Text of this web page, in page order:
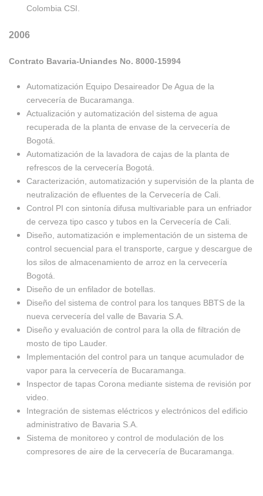
Colombia CSI.
2006
Contrato Bavaria-Uniandes No. 8000-15994
Automatización Equipo Desaireador De Agua de la
cervecería de Bucaramanga.
Actualización y automatización del sistema de agua
recuperada de la planta de envase de la cervecería de
Bogotá.
Automatización de la lavadora de cajas de la planta de
refrescos de la cervecería Bogotá.
Caracterización, automatización y supervisión de la planta de
neutralización de efluentes de la Cervecería de Cali.
Control PI con sintonía difusa multivariable para un enfriador
de cerveza tipo casco y tubos en la Cervecería de Cali.
Diseño, automatización e implementación de un sistema de
control secuencial para el transporte, cargue y descargue de
los silos de almacenamiento de arroz en la cervecería
Bogotá.
Diseño de un enfilador de botellas.
Diseño del sistema de control para los tanques BBTS de la
nueva cervecería del valle de Bavaria S.A.
Diseño y evaluación de control para la olla de filtración de
mosto de tipo Lauder.
Implementación del control para un tanque acumulador de
vapor para la cervecería de Bucaramanga.
Inspector de tapas Corona mediante sistema de revisión por
video.
Integración de sistemas eléctricos y electrónicos del edificio
administrativo de Bavaria S.A.
Sistema de monitoreo y control de modulación de los
compresores de aire de la cervecería de Bucaramanga.